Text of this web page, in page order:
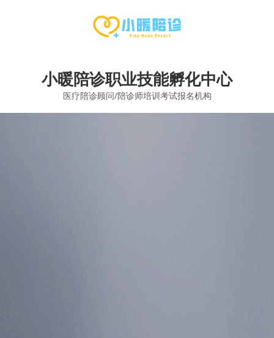
小暖陪诊职业技能孵化中心
医疗陪诊顾问/陪诊师培训考试报名机构